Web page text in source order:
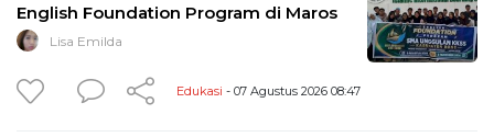
English Foundation Program di Maros
Lisa Emilda
Edukasi - 07 Agustus 2026 08:47